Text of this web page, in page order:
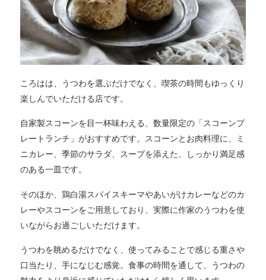
ころはは、うつわを選ぶだけでなく、喫茶の時間もゆっくり
楽しんでいただける店です。
自家製スコーンを目一杯味わえる、数量限定の「スコーンプ
レートランチ」がおすすめです。スコーンとお肉料理に、ミ
ニカレー、季節のサラダ、スープを添えた、しっかり満足感
のある一皿です。
そのほか、鶏白湯スパイスキーマやあいがけカレーなどのカ
レーやスコーンをご用意しており、実際に作家のうつわを使
いながらお過ごしいただけます。
うつわを眺めるだけでなく、使ってみることで感じる重さや
口当たり、手になじむ感覚。食事の時間を通して、うつわの